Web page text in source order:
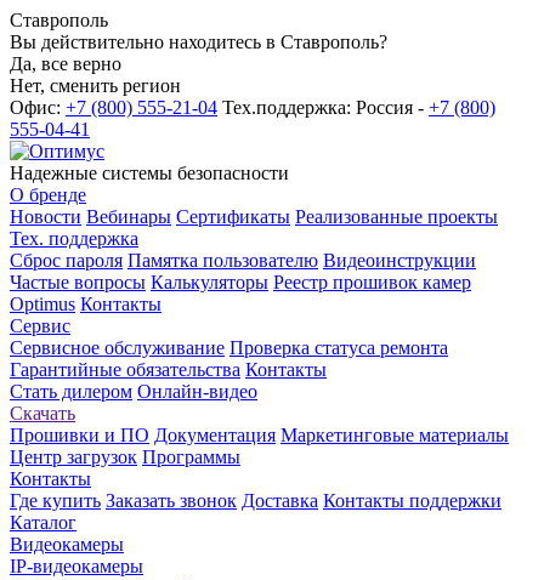
Ставрополь
Вы действительно находитесь в Ставрополь?
Да, все верно
Нет, сменить регион
Офис: +7 (800) 555-21-04 Тех.поддержка: Россия - +7 (800)
555-04-41
Надежные системы безопасности
О бренде
Новости Вебинары Сертификаты Реализованные проекты
Тех. поддержка
Сброс пароля Памятка пользователю Видеоинструкции
Частые вопросы Калькуляторы Реестр прошивок камер
Optimus Контакты
Сервис
Сервисное обслуживание Проверка статуса ремонта
Гарантийные обязательства Контакты
Стать дилером Онлайн-видео
Скачать
Прошивки и ПО Документация Маркетинговые материалы
Центр загрузок Программы
Контакты
Где купить Заказать звонок Доставка Контакты поддержки
Каталог
Видеокамеры
IP-видеокамеры